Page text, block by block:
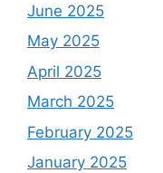
June 2025
May 2025
April 2025
March 2025
February 2025
January 2025